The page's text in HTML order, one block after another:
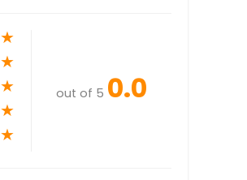
0.0
out of 5
★
★
★
★
★